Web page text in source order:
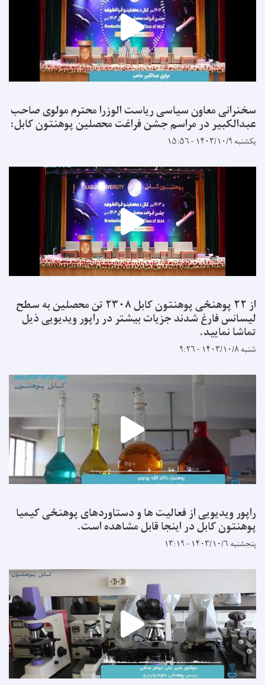
سخنرانی معاون سیاسی ریاست الوزرا محترم مولوی صاحب
عبدالکبیر در مراسم جشن فراغت محصلین پوهنتون کابل:
یکشنبه ۱۴۰۳/۱۰/۹ - ۱۵:۵۶
از ۲۲ پوهنځی پوهنتون کابل ۲۳۰۸ تن محصلین به سطح
لیسانس فارغ شدند جزیات بیشتر در راپور ویدیویی ذیل
تماشا نمایید.
شنبه ۱۴۰۳/۱۰/۸ - ۹:۲۶
راپور ویدیویی از فعالیت ها و دستاوردهای پوهنځی کیمیا
پوهنتون کابل در اینجا قابل مشاهده است.
پنجشنبه ۱۴۰۳/۱۰/۶ - ۱۳:۱۹